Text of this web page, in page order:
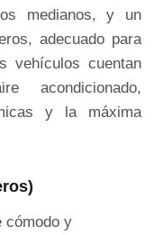
medianos, y un
adecuado para
vehículos cuentan
acondicionado,
y la máxima
cómodo y